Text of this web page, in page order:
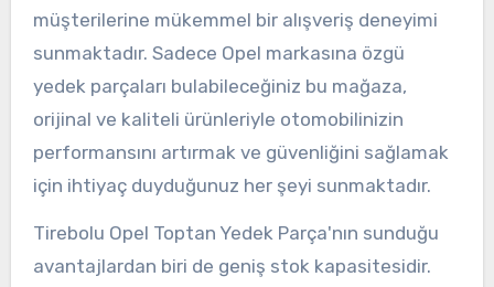
müşterilerine mükemmel bir alışveriş deneyimi
sunmaktadır. Sadece Opel markasına özgü
yedek parçaları bulabileceğiniz bu mağaza,
orijinal ve kaliteli ürünleriyle otomobilinizin
performansını artırmak ve güvenliğini sağlamak
için ihtiyaç duyduğunuz her şeyi sunmaktadır.
Tirebolu Opel Toptan Yedek Parça'nın sunduğu
avantajlardan biri de geniş stok kapasitesidir.